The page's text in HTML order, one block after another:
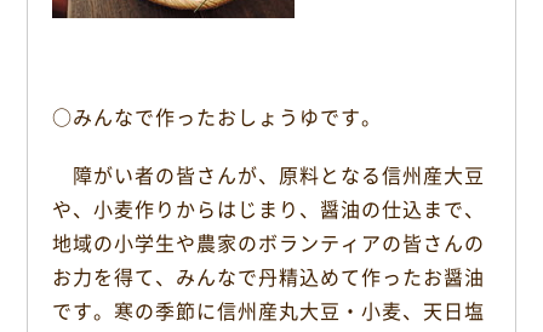
○みんなで作ったおしょうゆです。
障がい者の皆さんが、原料となる信州産大豆
や、小麦作りからはじまり、醤油の仕込まで、
地域の小学生や農家のボランティアの皆さんの
お力を得て、みんなで丹精込めて作ったお醤油
です。寒の季節に信州産丸大豆・小麦、天日塩